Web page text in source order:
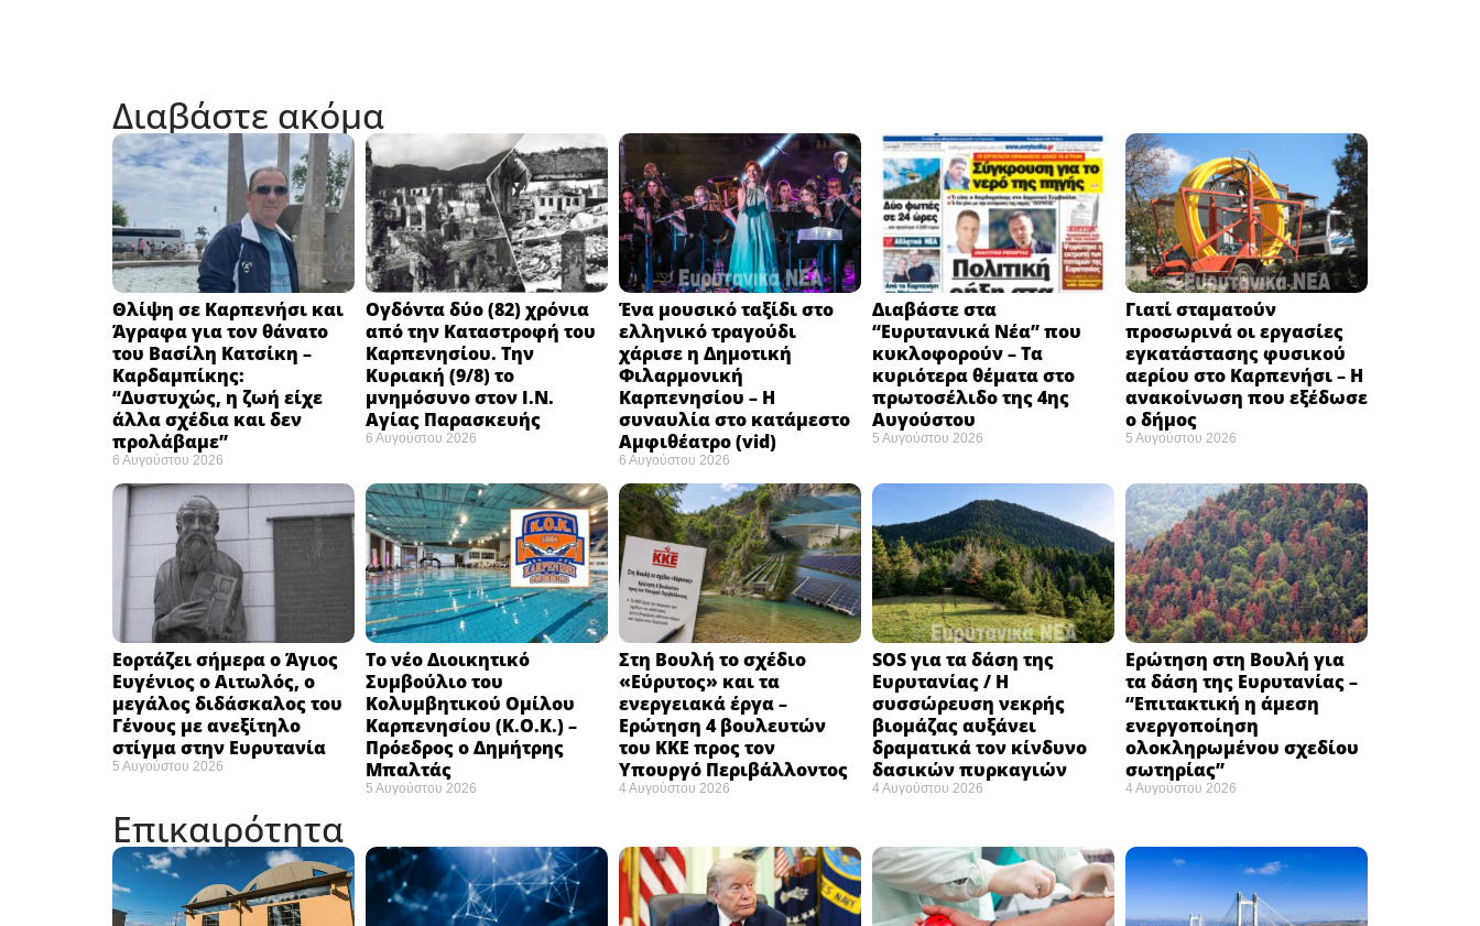
Διαβάστε ακόμα
Θλίψη σε Καρπενήσι και
Άγραφα για τον θάνατο
του Βασίλη Κατσίκη –
Καρδαμπίκης:
“Δυστυχώς, η ζωή είχε
άλλα σχέδια και δεν
προλάβαμε”
6 Αυγούστου 2026
Ογδόντα δύο (82) χρόνια
από την Καταστροφή του
Καρπενησίου. Την
Κυριακή (9/8) το
μνημόσυνο στον Ι.Ν.
Αγίας Παρασκευής
6 Αυγούστου 2026
Ένα μουσικό ταξίδι στο
ελληνικό τραγούδι
χάρισε η Δημοτική
Φιλαρμονική
Καρπενησίου – Η
συναυλία στο κατάμεστο
Αμφιθέατρο (vid)
6 Αυγούστου 2026
Διαβάστε στα
“Ευρυτανικά Νέα” που
κυκλοφορούν – Τα
κυριότερα θέματα στο
πρωτοσέλιδο της 4ης
Αυγούστου
5 Αυγούστου 2026
Γιατί σταματούν
προσωρινά οι εργασίες
εγκατάστασης φυσικού
αερίου στο Καρπενήσι – Η
ανακοίνωση που εξέδωσε
ο δήμος
5 Αυγούστου 2026
Εορτάζει σήμερα ο Άγιος
Ευγένιος ο Αιτωλός, ο
μεγάλος διδάσκαλος του
Γένους με ανεξίτηλο
στίγμα στην Ευρυτανία
5 Αυγούστου 2026
Το νέο Διοικητικό
Συμβούλιο του
Κολυμβητικού Ομίλου
Καρπενησίου (Κ.Ο.Κ.) –
Πρόεδρος ο Δημήτρης
Μπαλτάς
5 Αυγούστου 2026
Στη Βουλή το σχέδιο
«Εύρυτος» και τα
ενεργειακά έργα –
Ερώτηση 4 βουλευτών
του ΚΚΕ προς τον
Υπουργό Περιβάλλοντος
4 Αυγούστου 2026
SOS για τα δάση της
Ευρυτανίας / Η
συσσώρευση νεκρής
βιομάζας αυξάνει
δραματικά τον κίνδυνο
δασικών πυρκαγιών
4 Αυγούστου 2026
Ερώτηση στη Βουλή για
τα δάση της Ευρυτανίας –
“Eπιτακτική η άμεση
ενεργοποίηση
ολοκληρωμένου σχεδίου
σωτηρίας”
4 Αυγούστου 2026
Επικαιρότητα